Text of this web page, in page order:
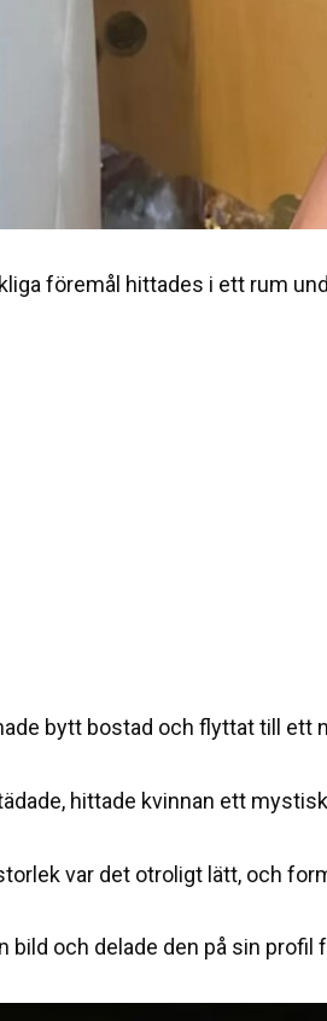
föremål hittades i ett rum
bytt bostad och flyttat till ett
hittade kvinnan ett
var det otroligt lätt, och
bild och delade den på sin profil